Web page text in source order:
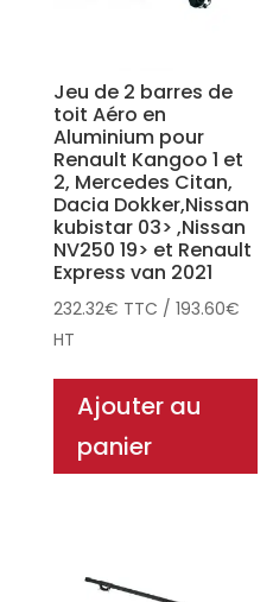
Jeu de 2 barres de
toit Aéro en
Aluminium pour
Renault Kangoo 1 et
2, Mercedes Citan,
Dacia Dokker,Nissan
kubistar 03> ,Nissan
NV250 19> et Renault
Express van 2021
232.32€ TTC / 193.60€
HT
Ajouter au
panier